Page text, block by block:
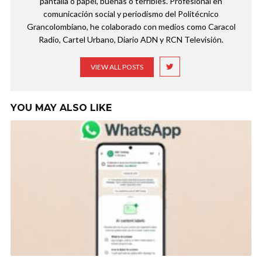
comunicación social y periodismo del Politécnico
Grancolombiano, he colaborado con medios como Caracol
Radio, Cartel Urbano, Diario ADN y RCN Televisión.
VIEW ALL POSTS
YOU MAY ALSO LIKE